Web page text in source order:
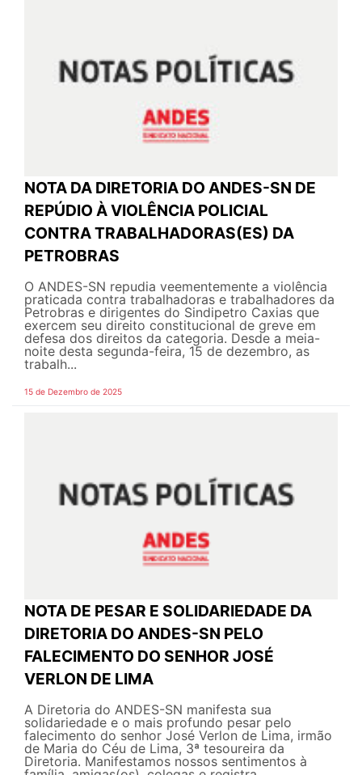
NOTA DA DIRETORIA DO ANDES-SN DE
REPÚDIO À VIOLÊNCIA POLICIAL
CONTRA TRABALHADORAS(ES) DA
PETROBRAS
O ANDES-SN repudia veementemente a violência
praticada contra trabalhadoras e trabalhadores da
Petrobras e dirigentes do Sindipetro Caxias que
exercem seu direito constitucional de greve em
defesa dos direitos da categoria. Desde a meia-
noite desta segunda-feira, 15 de dezembro, as
trabalh...
15 de Dezembro de 2025
NOTA DE PESAR E SOLIDARIEDADE DA
DIRETORIA DO ANDES-SN PELO
FALECIMENTO DO SENHOR JOSÉ
VERLON DE LIMA
A Diretoria do ANDES-SN manifesta sua
solidariedade e o mais profundo pesar pelo
falecimento do senhor José Verlon de Lima, irmão
de Maria do Céu de Lima, 3ª tesoureira da
Diretoria. Manifestamos nossos sentimentos à